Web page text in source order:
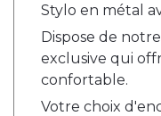
Stylo en métal
Dispose de
exclusive qui
confortable.
Votre choix